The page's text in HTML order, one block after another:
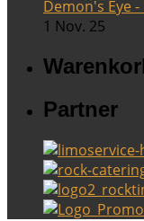
Demon's Eye
1 Nov. 25
Partner